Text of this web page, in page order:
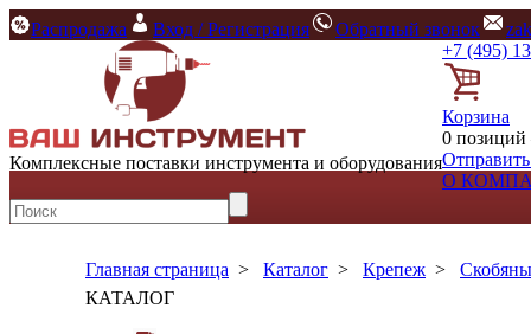
Распродажа Вход / Регистрация Обратный звонок
Комплексные поставки инструмента и оборудования
+7 (495)
Корзина
0 позиций
Отправить
О
Главная страница > Каталог > Крепеж >
КАТАЛОГ